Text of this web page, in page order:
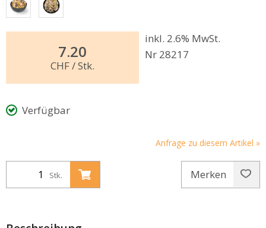
7.20
CHF/ Stk.
inkl. 2.6% MwSt.
Nr 28217
Verfügbar
Anfrage zu diesem Artikel »
Stk. Merken